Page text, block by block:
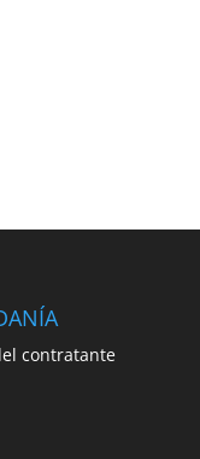
contratante